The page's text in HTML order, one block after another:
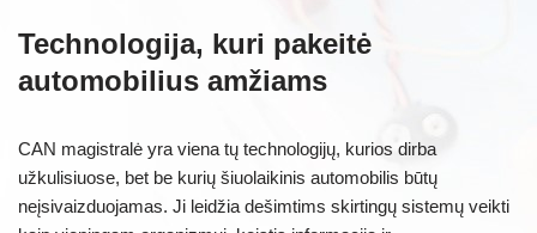
Technologija, kuri pakeitė
automobilius amžiams
CAN magistralė yra viena tų technologijų, kurios dirba
užkulisiuose, bet be kurių šiuolaikinis automobilis būtų
neįsivaizduojamas. Ji leidžia dešimtims skirtingų sistemų veikti